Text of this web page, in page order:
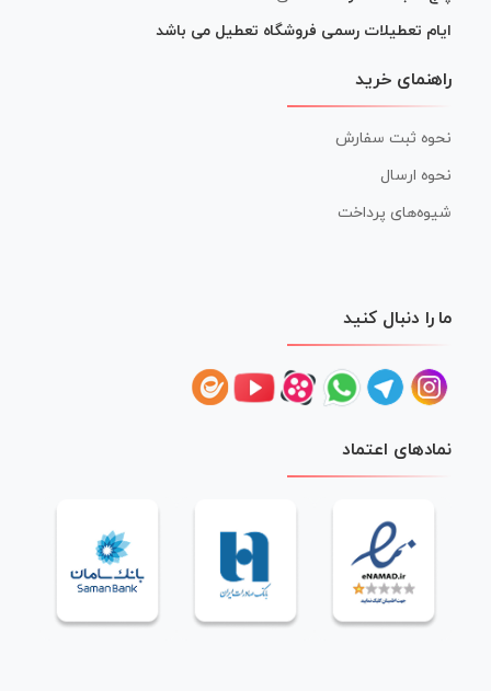
ایام تعطیلات رسمی فروشگاه تعطیل می باشد
راهنمای خرید
نحوه ثبت سفارش
نحوه ارسال
شیوه‌های پرداخت
ما را دنبال کنید
نمادهای اعتماد